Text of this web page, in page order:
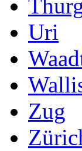
Uri
Zug